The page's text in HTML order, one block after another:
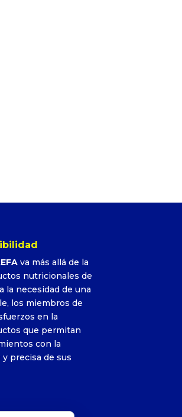
va más allá de la
nutricionales de
la necesidad de una
los miembros de
en la
que permitan
con la
precisa de sus